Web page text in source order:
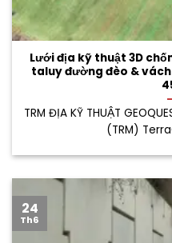
Lưới địa kỹ thuật 3D
taluy đường đèo & vách
TRM ĐỊA KỸ THUẬT
(TRM)
24
Th6